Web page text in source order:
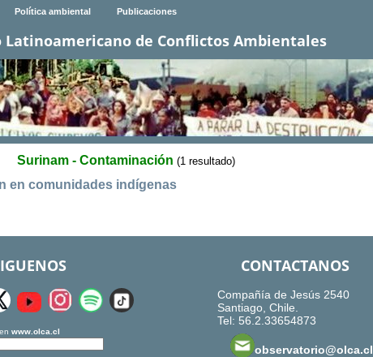
Política ambiental Publicaciones
Latinoamericano de Conflictos Ambientales
Surinam - Contaminación (1 resultado)
en comunidades indígenas
www.olca.cl
CONTACTANOS
Compañía de Jesús 2540
Santiago, Chile.
Tel: 56.2.33654873
observatorio@olca.cl